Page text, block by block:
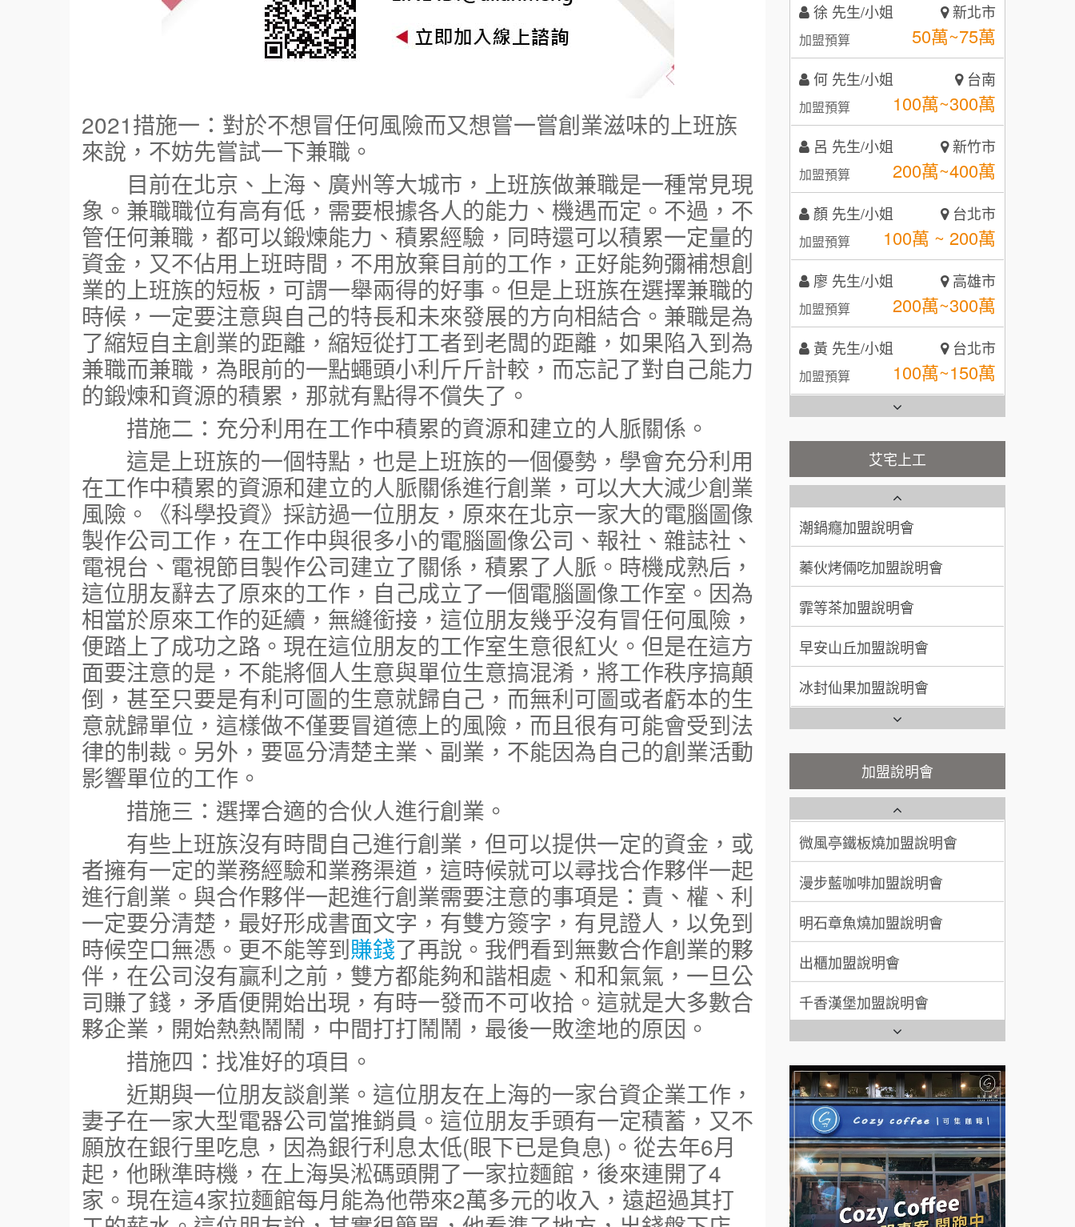
2021措施一：對於不想冒任何風險而又想嘗一嘗創業滋味的上班族
來說，不妨先嘗試一下兼職。
目前在北京、上海、廣州等大城市，上班族做兼職是一種常見現
象。兼職職位有高有低，需要根據各人的能力、機遇而定。不過，不
管任何兼職，都可以鍛煉能力、積累經驗，同時還可以積累一定量的
資金，又不佔用上班時間，不用放棄目前的工作，正好能夠彌補想創
業的上班族的短板，可謂一舉兩得的好事。但是上班族在選擇兼職的
時候，一定要注意與自己的特長和未來發展的方向相結合。兼職是為
了縮短自主創業的距離，縮短從打工者到老闆的距離，如果陷入到為
兼職而兼職，為眼前的一點蠅頭小利斤斤計較，而忘記了對自己能力
的鍛煉和資源的積累，那就有點得不償失了。
措施二：充分利用在工作中積累的資源和建立的人脈關係。
這是上班族的一個特點，也是上班族的一個優勢，學會充分利用
在工作中積累的資源和建立的人脈關係進行創業，可以大大減少創業
風險。《科學投資》採訪過一位朋友，原來在北京一家大的電腦圖像
製作公司工作，在工作中與很多小的電腦圖像公司、報社、雜誌社、
電視台、電視節目製作公司建立了關係，積累了人脈。時機成熟后，
這位朋友辭去了原來的工作，自己成立了一個電腦圖像工作室。因為
相當於原來工作的延續，無縫銜接，這位朋友幾乎沒有冒任何風險，
便踏上了成功之路。現在這位朋友的工作室生意很紅火。但是在這方
面要注意的是，不能將個人生意與單位生意搞混淆，將工作秩序搞顛
倒，甚至只要是有利可圖的生意就歸自己，而無利可圖或者虧本的生
意就歸單位，這樣做不僅要冒道德上的風險，而且很有可能會受到法
律的制裁。另外，要區分清楚主業、副業，不能因為自己的創業活動
影響單位的工作。
措施三：選擇合適的合伙人進行創業。
有些上班族沒有時間自己進行創業，但可以提供一定的資金，或
者擁有一定的業務經驗和業務渠道，這時候就可以尋找合作夥伴一起
進行創業。與合作夥伴一起進行創業需要注意的事項是：責、權、利
一定要分清楚，最好形成書面文字，有雙方簽字，有見證人，以免到
時候空口無憑。更不能等到賺錢了再說。我們看到無數合作創業的夥
伴，在公司沒有贏利之前，雙方都能夠和諧相處、和和氣氣，一旦公
司賺了錢，矛盾便開始出現，有時一發而不可收拾。這就是大多數合
夥企業，開始熱熱鬧鬧，中間打打鬧鬧，最後一敗塗地的原因。
措施四：找准好的項目。
近期與一位朋友談創業。這位朋友在上海的一家台資企業工作，
妻子在一家大型電器公司當推銷員。這位朋友手頭有一定積蓄，又不
願放在銀行里吃息，因為銀行利息太低(眼下已是負息)。從去年6月
起，他瞅準時機，在上海吳淞碼頭開了一家拉麵館，後來連開了4
家。現在這4家拉麵館每月能為他帶來2萬多元的收入，遠超過其打
4 潮鍋癮
5 咖啡LOOK
88thai發發泰-泰式飯行家
8 呷尚寶
9 SHARE TEA歇腳亭
TEA TOP台灣第一味
何 先生/小姐 台南
加盟預算 100萬~300萬
呂 先生/小姐 新竹市
加盟預算 200萬~400萬
顏 先生/小姐 台北市
加盟預算 100萬 ~ 200萬
廖 先生/小姐 高雄市
加盟預算 200萬~300萬
黃 先生/小姐 台北市
加盟預算 100萬~150萬
林 先生/小姐 屏東縣
加盟預算 100萬 ~ 200萬
吳 先生/小姐 屏東縣
加盟預算 100萬~200萬
周 先生/小姐 台北
加盟預算 100萬 ~150萬
徐 先生/小姐 新北市
加盟預算 50萬~75萬
何 先生/小姐
加盟預算 100萬~300萬
呂 先生/小姐
加盟預算 200萬~400萬
顏 先生/小姐 台北市
100萬 ~ 200萬
廖 先生/小姐 高雄市
加盟預算 200萬~300萬
艾宅上工
【曉妍美妝】誠徵行政櫃檯
自助洗衣店誠徵代洗收送人員
(台中市)
MUSHEN徵SPA美容芳療師
日十。早午食加盟說明會
拾鑶火鍋加盟說明會
全家加盟說明會
台灣G湯加盟說明會
彭富貴加盟說明會
NU PASTA義大利麵加盟說明
潮鍋癮加盟說明會
蓁伙烤倆吃加盟說明會
霏等茶加盟說明會
早安山丘加盟說明會
冰封仙果加盟說明會
Ramble Café 漫步藍咖啡加盟
說明會
微風亭鐵板燒加盟說明會
鮮茶道加盟說明會
【曉妍美妝】誠徵行政櫃檯
自助洗衣店誠徵代洗收送人員
(台中市)
MUSHEN徵SPA美容芳療師
日十。早午食加盟說明會
拾鑶火鍋加盟說明會
全家加盟說明會
台灣G湯加盟說明會
彭富貴加盟說明會
NU PASTA義大利麵加盟說明
會
潮鍋癮加盟說明會
蓁伙烤倆吃加盟說明會
加盟說明會
藍象廷泰式火鍋加盟說明會
日十。早午食加盟說明會
上宇林加盟說明會
莫尼早餐Morni加盟說明會
手作功夫茶加盟說明會
SHARE TEA歇腳亭加盟說明會
潮味決-湯滷專門店加盟說明會
鬍子茶加盟說明會
鮮茶道加盟說明會
微風亭鐵板燒加盟說明會
漫步藍咖啡加盟說明會
明石章魚燒加盟說明會
七盞茶加盟說明會
拉亞漢堡加盟說明會
杜芳子古味茶鋪加盟說明會
優握握×酸奶大獅加盟說明會
冬城門加盟說明會